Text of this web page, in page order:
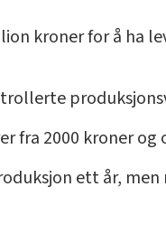
kroner for å ha
fra 2000 kroner og
ett år,